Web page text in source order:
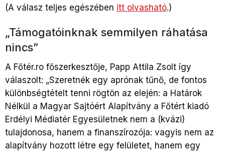
(A válasz teljes egészében itt olvasható.)
„Támogatóinknak semmilyen ráhatása
nincs”
A Főtér.ro főszerkesztője, Papp Attila Zsolt így
válaszolt: „Szeretnék egy aprónak tűnő, de fontos
különbségtételt tenni rögtön az elején: a Határok
Nélkül a Magyar Sajtóért Alapítvány a Főtért kiadó
Erdélyi Médiatér Egyesületnek nem a (kvázi)
tulajdonosa, hanem a finanszírozója: vagyis nem az
alapítvány hozott létre egy felületet, hanem egy